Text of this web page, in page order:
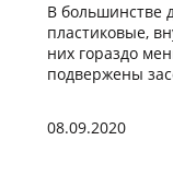
В большинстве
пластиковые,
них гораздо
подвержены
08.09.2020